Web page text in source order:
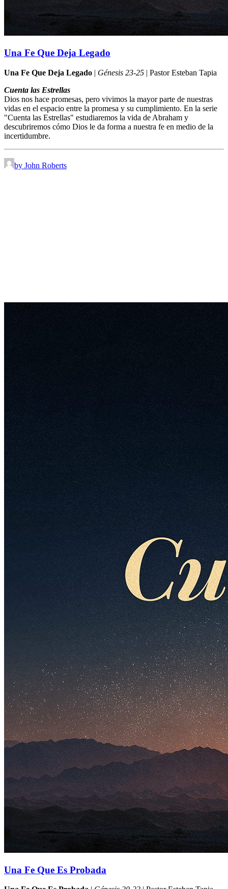
Una Fe Que Deja Legado
Una Fe Que Deja Legado | Génesis 23-25 | Pastor Esteban Tapia
Cuenta las Estrellas
Dios nos hace promesas, pero vivimos la mayor parte de nuestras
vidas en el espacio entre la promesa y su cumplimiento. En la serie
"Cuenta las Estrellas" estudiaremos la vida de Abraham y
descubriremos cómo Dios le da forma a nuestra fe en medio de la
incertidumbre.
by John Roberts
Una Fe Que Es Probada